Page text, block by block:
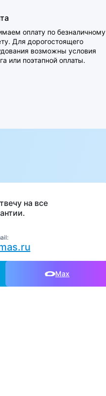
оплату по безналичному
Для дорогостоящего
возможны условия
или поэтапной оплаты.
на все
Max